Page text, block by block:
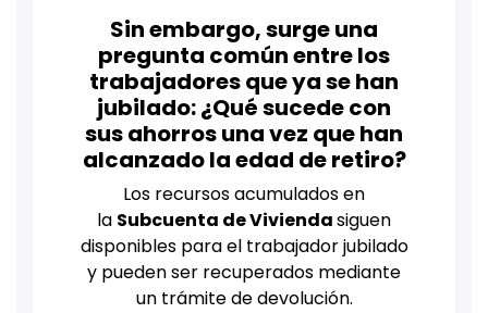
Sin embargo, surge una
pregunta común entre los
trabajadores que ya se han
jubilado: ¿Qué sucede con
sus ahorros una vez que han
alcanzado la edad de retiro?
Los recursos acumulados en
la Subcuenta de Viviendasiguen
disponibles para el trabajador jubilado
y pueden ser recuperados mediante
un trámite de devolución.